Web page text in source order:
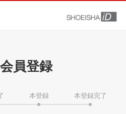
員登録
本登録 本登録完了